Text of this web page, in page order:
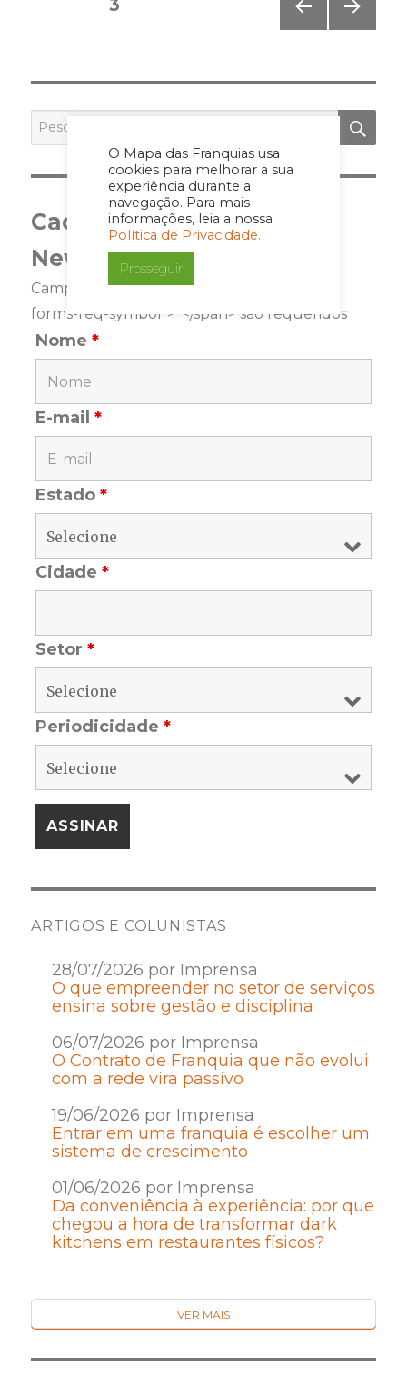
O Mapa das Franquias usa
cookies para melhorar a sua
experiência durante a
navegação. Para mais
informações, leia a nossa
Política de Privacidade.
Prosseguir
ERIO
R
PÁGINA3
NA
por:
Cadastre-se para a
Newsletter
Campos marcados com <span class="ninja-
forms-req-symbol">*</span> são requeridos
Nome*
E-mail*
Estado*
Cidade*
Setor*
Periodicidade*
ARTIGOS E COLUNISTAS
28/07/2026 por Imprensa
O que empreender no setor de serviços
ensina sobre gestão e disciplina
06/07/2026 por Imprensa
O Contrato de Franquia que não evolui
com a rede vira passivo
19/06/2026 por Imprensa
Entrar em uma franquia é escolher um
sistema de crescimento
01/06/2026 por Imprensa
Da conveniência à experiência: por que
chegou a hora de transformar dark
kitchens em restaurantes físicos?
VER MAIS